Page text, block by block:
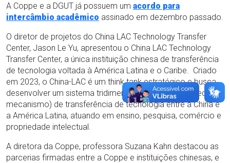
A Coppe e a DGUT já possuem um acordo para
intercâmbio acadêmico assinado em dezembro passado.
O diretor de projetos do China LAC Technology Transfer
Center, Jason Le Yu, apresentou o China LAC Technology
Transfer Center, a única instituição chinesa de transferência
de tecnologia voltada à América Latina e o Caribe. Criado
em 2023, o China-LAC é um think tank estratégico e busca
desenvolver um sistema tridimensional (plataforma, rede,
mecanismo) de transferência de tecnologia entre a China e
a América Latina, atuando em ensino, pesquisa, comércio e
propriedade intelectual.
A diretora da Coppe, professora Suzana Kahn destacou as
parcerias firmadas entre a Coppe e instituições chinesas, e